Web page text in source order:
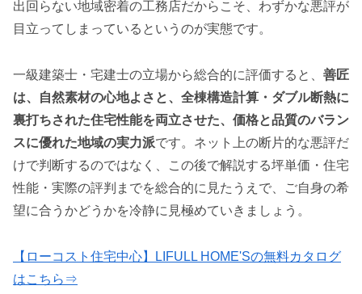
出回らない地域密着の工務店だからこそ、わずかな悪評が
目立ってしまっているというのが実態です。
一級建築士・宅建士の立場から総合的に評価すると、 善匠
は、自然素材の心地よさと、全棟構造計算・ダブル断熱に
裏打ちされた住宅性能を両立させた、価格と品質のバラン
スに優れた地域の実力派です。ネット上の断片的な悪評だ
けで判断するのではなく、この後で解説する坪単価・住宅
性能・実際の評判までを総合的に見たうえで、ご自身の希
望に合うかどうかを冷静に見極めていきましょう。
【ローコスト住宅中心】LIFULL HOME'Sの無料カタログ
はこちら⇒